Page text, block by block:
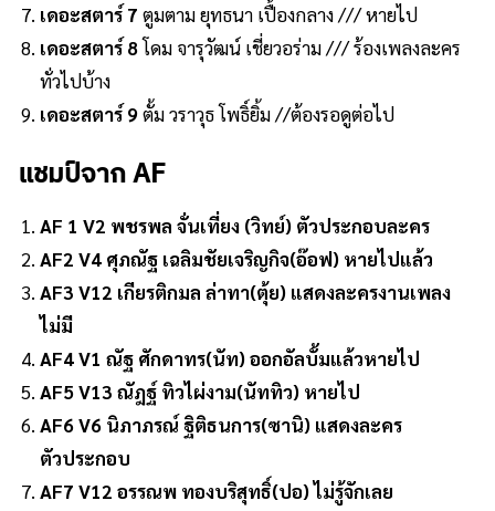
เดอะสตาร์ 7 ตูมตาม ยุทธนา เปื้องกลาง /// หายไป
เดอะสตาร์ 8โดม จารุวัฒน์ เชี่ยวอร่าม /// ร้องเพลงละคร
ทั่วไปบ้าง
เดอะสตาร์ 9ตั้ม วราวุธ โพธิ์ยิ้ม //ต้องรอดูต่อไป
แชมป์จาก AF
AF 1 V2 พชรพล จั่นเที่ยง (วิทย์) ตัวประกอบละคร
AF2 V4 ศุภณัฐ เฉลิมชัยเจริญกิจ(อ๊อฟ) หายไปแล้ว
AF3 V12 เกียรติกมล ล่าทา(ตุ้ย) แสดงละครงานเพลง
ไม่มี
AF4 V1 ณัฐ ศักดาทร(นัท) ออกอัลบั้มแล้วหายไป
AF5 V13 ณัฎฐ์ ทิวไผ่งาม(นัททิว) หายไป
AF6 V6 นิภาภรณ์ ฐิติธนการ(ซานิ) แสดงละคร
ตัวประกอบ
AF7 V12 อรรณพ ทองบริสุทธิ์(ปอ) ไม่รู้จักเลย